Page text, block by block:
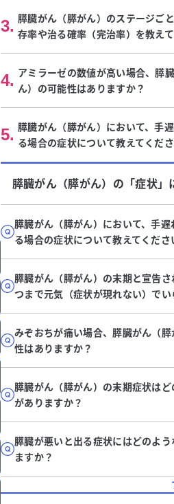
3. 膵臓がん（膵がん）のステージご
存率や治る確率（完治率）を教えて
4. アミラーゼの数値が高い場合、膵
ん）の可能性はありますか？
5. 膵臓がん（膵がん）において、手
る場合の症状について教えてくださ
膵臓がん（膵がん） の「症状」
膵臓がん（膵がん）において、手遅
る場合の症状について教えてくださ
膵臓がん（膵がん）の末期と宣告さ
つまで元気（症状が現れない）でい
みぞおちが痛い場合、膵臓がん（
性はありますか？
膵臓がん（膵がん）の末期症状はど
がありますか？
膵臓が悪いと出る症状にはどのよう
ますか？